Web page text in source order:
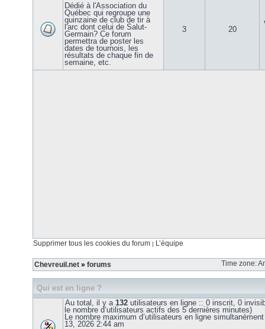
Dédié à l'Association du
Québec qui regroupe une
quinzaine de club de tir à
l'arc dont celui de Salut-
Germain? Ce forum
permettra de poster les
dates de tournois, les
résultats de chaque fin de
semaine, etc.
3 20
Supprimer tous les cookies du forum | L’équipe
Chevreuil.net » forums Time zone:
Qui est en ligne ?
Au total, il y a 132 utilisateurs en ligne :: 0 inscrit, 0
le nombre d’utilisateurs actifs des 5 dernières minutes)
Le nombre maximum d’utilisateurs en ligne
13, 2026 2:44 am